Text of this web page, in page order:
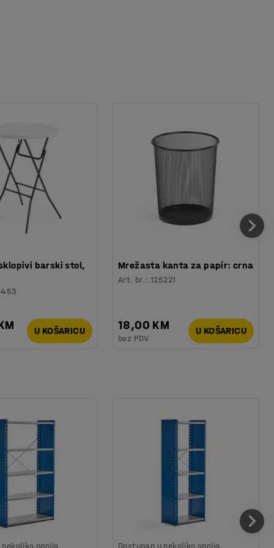
barski stol,
U KOŠARICU
Mrežasta kanta za papir: crna
Art. br.:125221
18,00 KM
bez PDV
U KOŠARICU
opcija Dostupan u nekoliko opcija